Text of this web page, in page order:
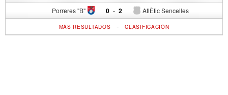
Porreres "B" 0 - AtlÈtic Sencelles
2
MÁS RESULTADOS -CLASIFICACIÓN